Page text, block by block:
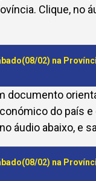
Clique, no
02) na
documento
do país
áudio abaixo, e
02) na